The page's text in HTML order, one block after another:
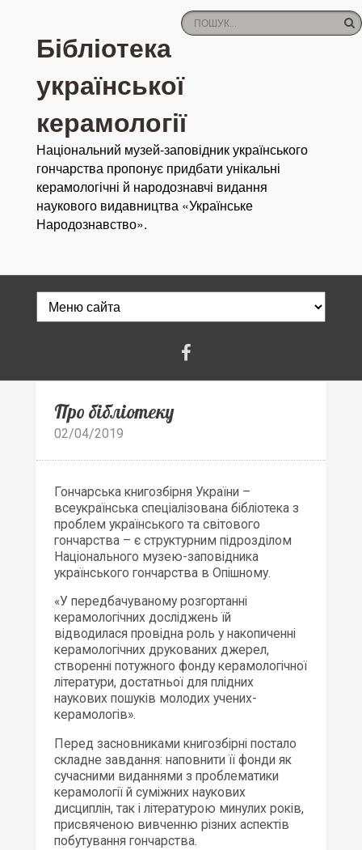
Бібліотека
української
керамології
Національний музей-заповідник українського
гончарства пропонує придбати унікальні
керамологічні й народознавчі видання
наукового видавництва «Українське
Народознавство».
Про бібліотеку
02/04/2019
Гончарська книгозбірня України –
всеукраїнська спеціалізована бібліотека з
проблем українського та світового
гончарства – є структурним підрозділом
Національного музею-заповідника
українського гончарства в Опішному.
«У передбачуваному розгортанні
керамологічних досліджень їй
відводилася провідна роль у накопиченні
керамологічних друкованих джерел,
створенні потужного фонду керамологічної
літератури, достатньої для плідних
наукових пошуків молодих учених-
керамологів».
Перед засновниками книгозбірні постало
складне завдання: наповнити її фонди як
сучасними виданнями з проблематики
керамології й суміжних наукових
дисциплін, так і літературою минулих років,
присвяченою вивченню різних аспектів
побутування гончарства.